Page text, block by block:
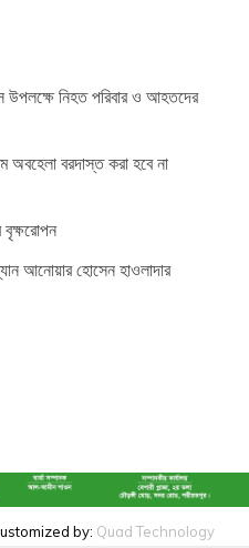
নিহত পরিবার ও আহতদের
অবহেলা বরদাস্ত করা হবে না
বৃক্ষরোপন
আনোয়ার হোসেন হাওলাদার
by: Quad Technology